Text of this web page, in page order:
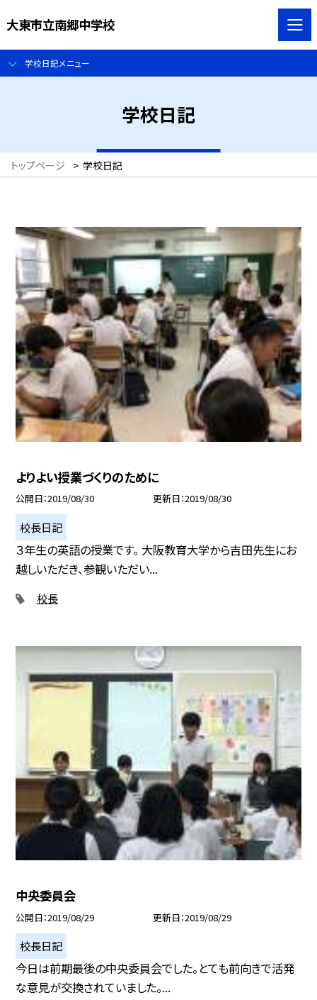
大東市立南郷中学校
学校日記メニュー
学校日記
トップページ > 学校日記
よりよい授業づくりのために
公開日 2019/08/30 更新日 2019/08/30
校長日記
３年生の英語の授業です。 大阪教育大学から吉田先生にお
越しいただき、参観いただい...
校長
中央委員会
公開日 2019/08/29 更新日 2019/08/29
校長日記
今日は前期最後の中央委員会でした。とても前向きで活発
な意見が交換されていました。...